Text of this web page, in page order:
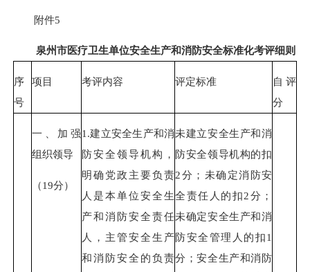
附件5
泉州市医疗卫生单位安全生产和消防安全标准化考评细则
序
号
项目 考评内容 评定标准
自评
分
一、加强
组织领导
（19分）
1.建立安全生产和消
防安全领导机构，
明确党政主要负责
人是本单位安全生
产和消防安全责任
人，主管安全生产
和消防安全的负责
未建立安全生产和消
防安全领导机构的扣
2分；未确定消防安
全责任人的扣2分；
未确定安全生产和消
防安全管理人的扣1
分；安全生产和消防